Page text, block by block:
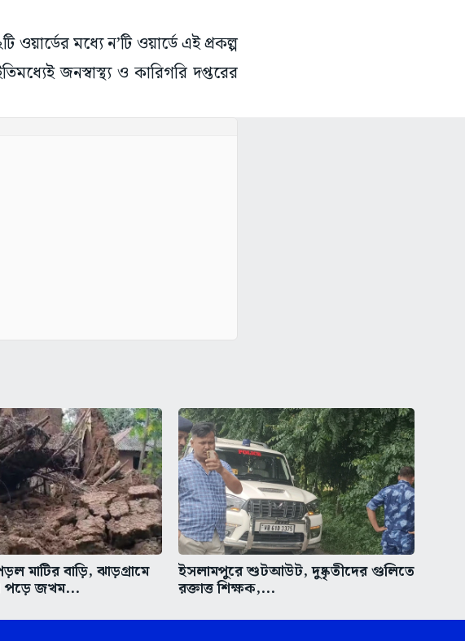
মধ্যে ন’টি ওয়ার্ডে এই প্রকল্প
জনস্বাস্থ্য ও কারিগরি দপ্তরের
মাটির বাড়ি, ঝাড়গ্রামে
পড়ে জখম...
ইসলামপুরে শুটআউট, দুষ্কৃতীদের গুলিতে
রক্তাত্ত শিক্ষক,...